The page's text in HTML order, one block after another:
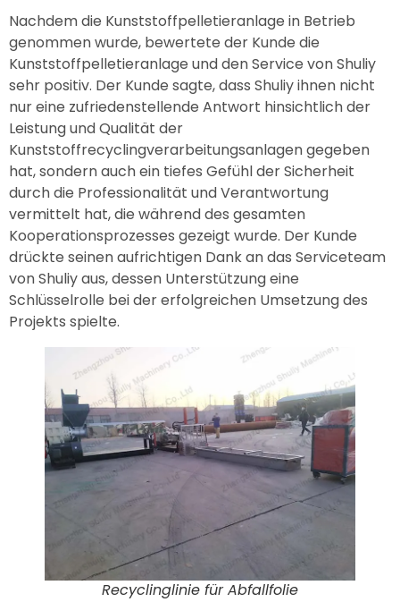
Nachdem die Kunststoffpelletieranlage in Betrieb
genommen wurde, bewertete der Kunde die
Kunststoffpelletieranlage und den Service von Shuliy
sehr positiv. Der Kunde sagte, dass Shuliy ihnen nicht
nur eine zufriedenstellende Antwort hinsichtlich der
Leistung und Qualität der
Kunststoffrecyclingverarbeitungsanlagen gegeben
hat, sondern auch ein tiefes Gefühl der Sicherheit
durch die Professionalität und Verantwortung
vermittelt hat, die während des gesamten
Kooperationsprozesses gezeigt wurde. Der Kunde
drückte seinen aufrichtigen Dank an das Serviceteam
von Shuliy aus, dessen Unterstützung eine
Schlüsselrolle bei der erfolgreichen Umsetzung des
Projekts spielte.
Recyclinglinie für Abfallfolie